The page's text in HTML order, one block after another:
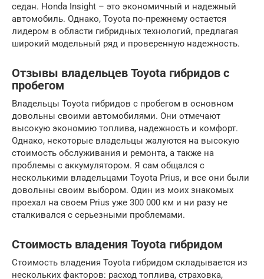
седан. Honda Insight – это экономичный и надежный
автомобиль. Однако, Toyota по-прежнему остается
лидером в области гибридных технологий, предлагая
широкий модельный ряд и проверенную надежность.
Отзывы владельцев Toyota гибридов с
пробегом
Владельцы Toyota гибридов с пробегом в основном
довольны своими автомобилями. Они отмечают
высокую экономию топлива, надежность и комфорт.
Однако, некоторые владельцы жалуются на высокую
стоимость обслуживания и ремонта, а также на
проблемы с аккумулятором. Я сам общался с
несколькими владельцами Toyota Prius, и все они были
довольны своим выбором. Один из моих знакомых
проехал на своем Prius уже 300 000 км и ни разу не
сталкивался с серьезными проблемами.
Стоимость владения Toyota гибридом
Стоимость владения Toyota гибридом складывается из
нескольких факторов: расход топлива, страховка,